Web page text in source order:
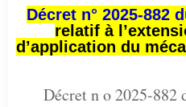
Décret n° 2025-882
relatif à
d’application du
Décret n o 2025-882